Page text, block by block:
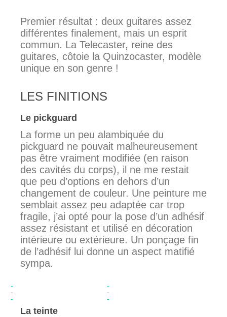
Premier résultat : deux guitares assez
différentes finalement, mais un esprit
commun. La Telecaster, reine des
guitares, côtoie la Quinzocaster, modèle
unique en son genre !
LES FINITIONS
Le pickguard
La forme un peu alambiquée du
pickguard ne pouvait malheureusement
pas être vraiment modifiée (en raison
des cavités du corps), il ne me restait
que peu d’options en dehors d’un
changement de couleur. Une peinture me
semblait assez peu adaptée car trop
fragile, j’ai opté pour la pose d’un adhésif
assez résistant et utilisé en décoration
intérieure ou extérieure. Un ponçage fin
de l’adhésif lui donne un aspect matifié
sympa.
La teinte